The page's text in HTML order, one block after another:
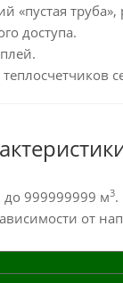
«пустая труба»,
доступа.
до 999999999 м3.
от